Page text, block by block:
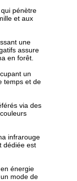
pénètre
et aux
une
assure
en forêt.
un
temps et de
via des
infrarouge
dédiée est
énergie
mode de